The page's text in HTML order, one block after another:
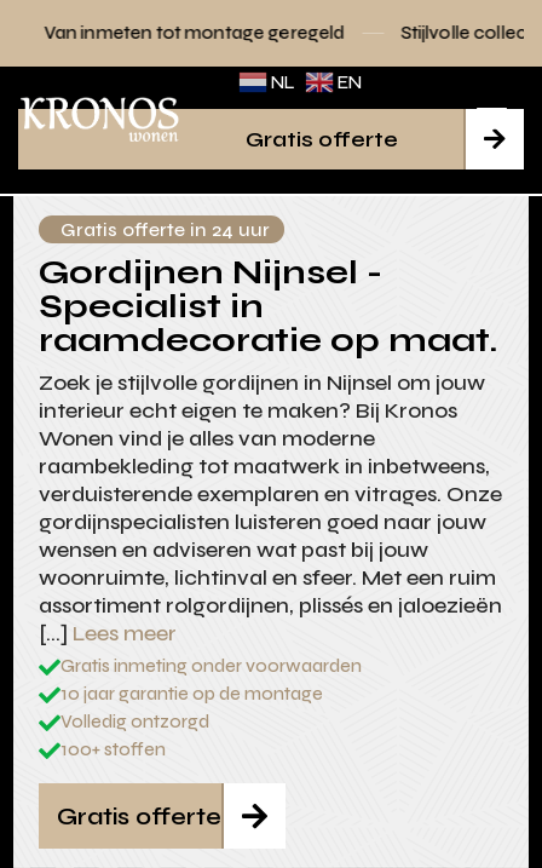
tot montage geregeld Stijlvolle collecties voor elk
NL EN

Gratis offerte
Gratis offerte in 24 uur
Gordijnen Nijnsel -
Specialist in
raamdecoratie op maat.
Zoek je stijlvolle gordijnen in Nijnsel om jouw
interieur echt eigen te maken? Bij Kronos
Wonen vind je alles van moderne
raambekleding tot maatwerk in inbetweens,
verduisterende exemplaren en vitrages. Onze
gordijnspecialisten luisteren goed naar jouw
wensen en adviseren wat past bij jouw
woonruimte, lichtinval en sfeer. Met een ruim
assortiment rolgordijnen, plissés en jaloezieën
[…] Lees meer
Gratis inmeting onder voorwaarden
10 jaar garantie op de montage
Volledig ontzorgd
100+ stoffen

Gratis offerte